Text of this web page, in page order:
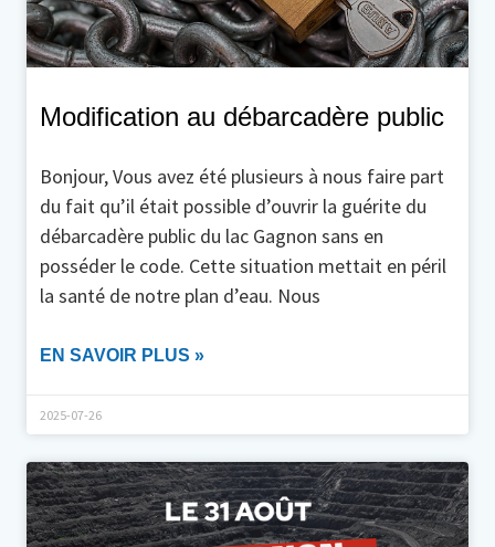
Modification au débarcadère public
Bonjour, Vous avez été plusieurs à nous faire part
du fait qu’il était possible d’ouvrir la guérite du
débarcadère public du lac Gagnon sans en
posséder le code. Cette situation mettait en péril
la santé de notre plan d’eau. Nous
EN SAVOIR PLUS »
2025-07-26